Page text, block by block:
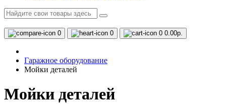
0 0 0 0.00р.
Гаражное оборудование
Мойки деталей
Мойки деталей